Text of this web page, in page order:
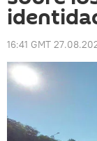
16:41 GMT